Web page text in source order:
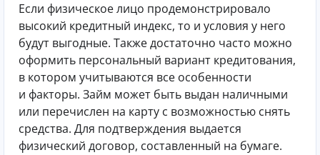
Если физическое лицо продемонстрировало
высокий кредитный индекс, то и условия у него
будут выгодные. Также достаточно часто можно
оформить персональный вариант кредитования,
в котором учитываются все особенности
и факторы. Займ может быть выдан наличными
или перечислен на карту с возможностью снять
средства. Для подтверждения выдается
физический договор, составленный на бумаге.